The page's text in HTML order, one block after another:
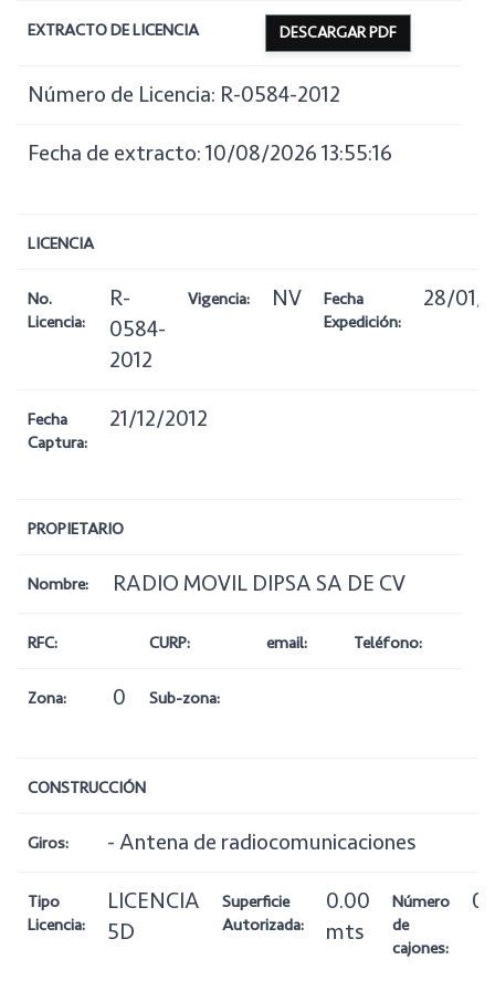
EXTRACTO DE LICENCIA DESCARGAR PDF
Número de Licencia: R-0584-2012
Fecha de extracto: 10/08/2026 13:55:16
LICENCIA
No.
Licencia:
R-
0584-
2012
Vigencia: NV
Fecha
Expedición:
28/01/
Fecha
Captura:
21/12/2012
PROPIETARIO
Nombre: RADIO MOVIL DIPSA SA DE CV
RFC: CURP: email: Teléfono:
Zona: 0 Sub-zona:
CONSTRUCCIÓN
Giros: - Antena de radiocomunicaciones
Tipo
Licencia:
LICENCIA
5D
Superficie
Autorizada:
0.00
mts
Número
de
cajones:
0